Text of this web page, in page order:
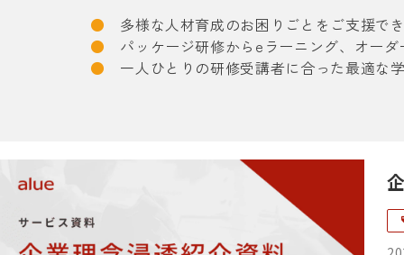
● 多様な人材育成のお困りごとをご支援で
● パッケージ研修からeラーニング、オー
● 一人ひとりの研修受講者に合った最適な